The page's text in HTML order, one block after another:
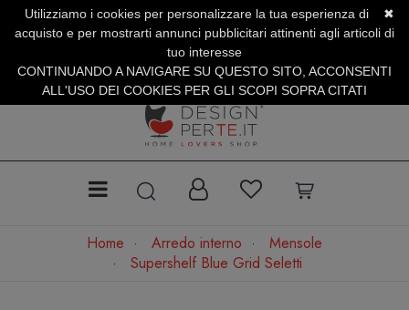
SERVIZIO CLIENTI +39.0773.470.562
SUMMER SALES | Fino al 31 Agosto
Home Arredo interno
Mensole
Supershelf Blue Grid Seletti
✖
Utilizziamo i cookies per personalizzare la tua esperienza di
acquisto e per mostrarti annunci pubblicitari attinenti agli articoli di
tuo interesse
CONTINUANDO A NAVIGARE SU QUESTO SITO, ACCONSENTI
ALL'USO DEI COOKIES PER GLI SCOPI SOPRA CITATI